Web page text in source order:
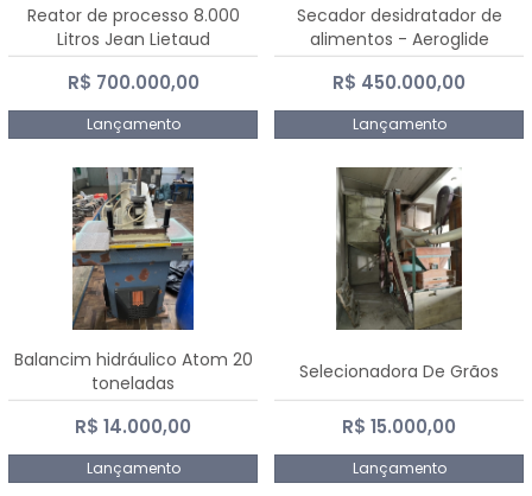
Reator de processo 8.000
Litros Jean Lietaud
R$ 700.000,00
Lançamento
Secador desidratador de
alimentos - Aeroglide
R$ 450.000,00
Lançamento
Balancim hidráulico Atom 20
toneladas
R$ 14.000,00
Lançamento
Selecionadora De Grãos
R$ 15.000,00
Lançamento